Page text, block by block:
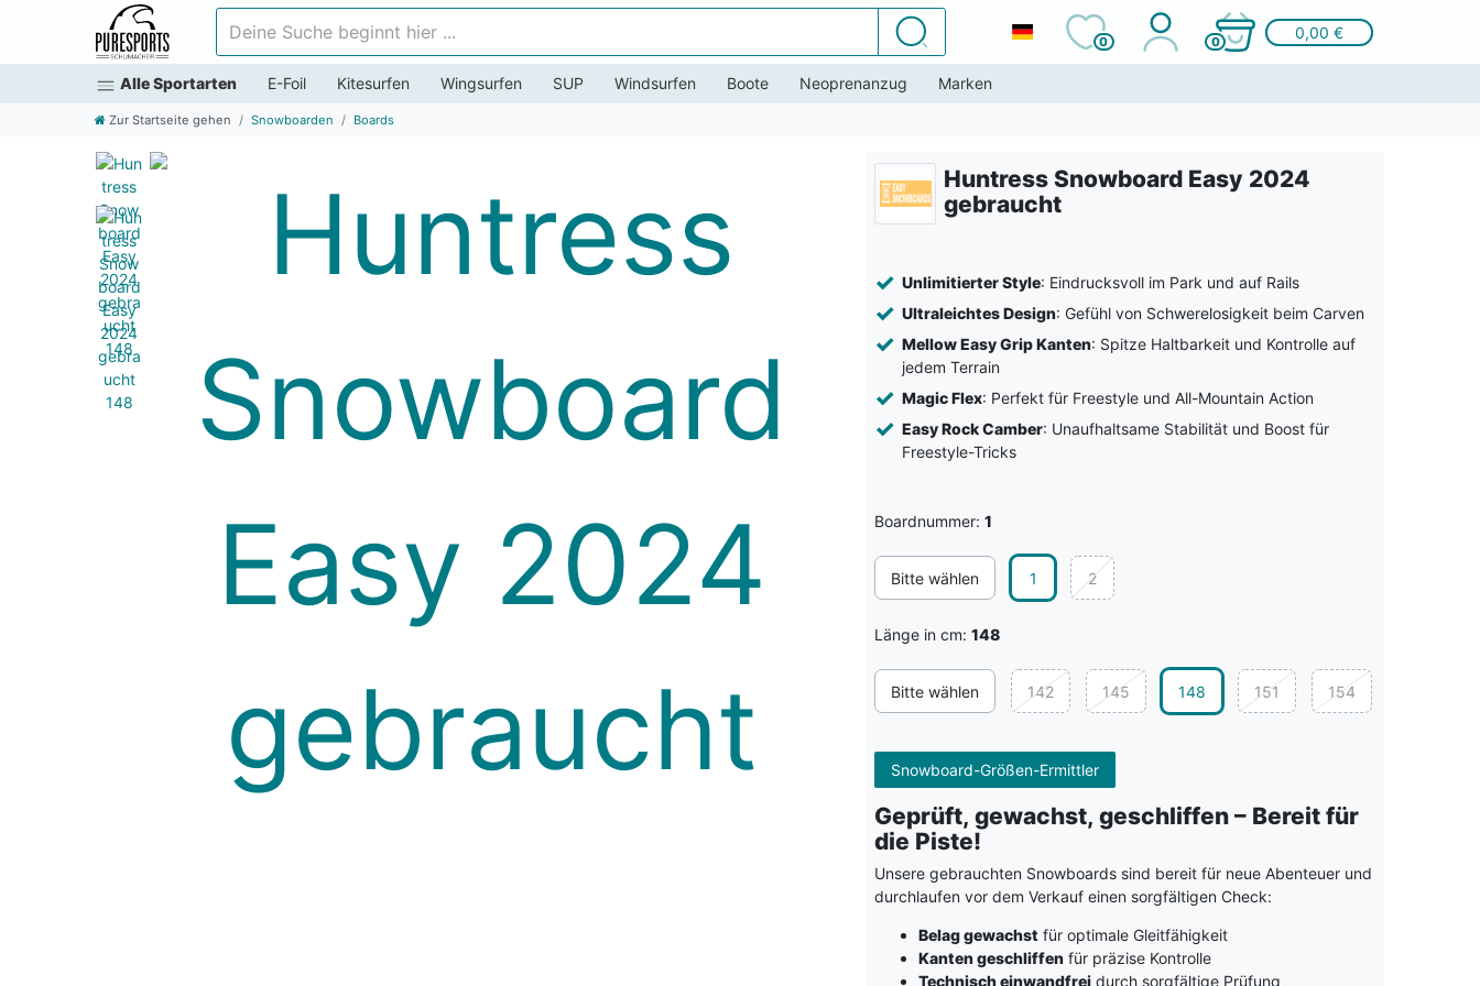
Suchen
0 0
0,00 €
Alle Sportarten E-Foil Kitesurfen Wingsurfen SUP Windsurfen Boote Neoprenanzug Marken
Zur Startseite gehen Snowboarden Boards
Huntress Snowboard Easy 2024
gebraucht
Unlimitierter Style: Eindrucksvoll im Park und auf Rails
Ultraleichtes Design: Gefühl von Schwerelosigkeit beim Carven
Mellow Easy Grip Kanten: Spitze Haltbarkeit und Kontrolle auf
jedem Terrain
Magic Flex: Perfekt für Freestyle und All-Mountain Action
Easy Rock Camber: Unaufhaltsame Stabilität und Boost für
Freestyle-Tricks
Boardnummer: 1
Bitte wählen 1 2
Länge in cm: 148
Bitte wählen 142 145 148 151 154
Snowboard-Größen-Ermittler
Geprüft, gewachst, geschliffen – Bereit für
die Piste!
Unsere gebrauchten Snowboards sind bereit für neue Abenteuer und
durchlaufen vor dem Verkauf einen sorgfältigen Check:
Belag gewachst für optimale Gleitfähigkeit
Kanten geschliffen für präzise Kontrolle
Technisch einwandfrei durch sorgfältige Prüfung